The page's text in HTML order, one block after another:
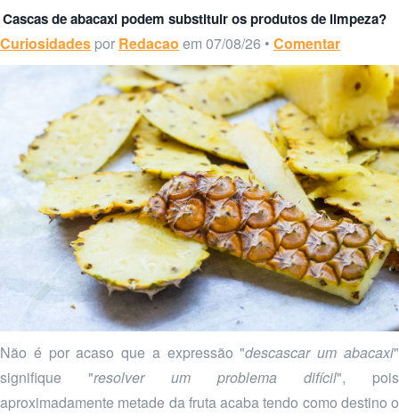
Cascas de abacaxi podem substituir os produtos de limpeza?
Curiosidades por Redacao em 07/08/26 • Comentar
Não é por acaso que a expressão "descascar um abacaxi"
signifique "resolver um problema difícil", pois
aproximadamente metade da fruta acaba tendo como destino o